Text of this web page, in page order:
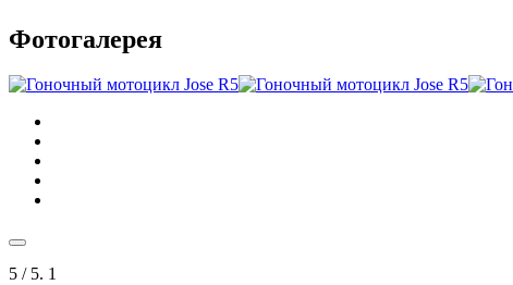
Фотогалерея
5 / 5. 1